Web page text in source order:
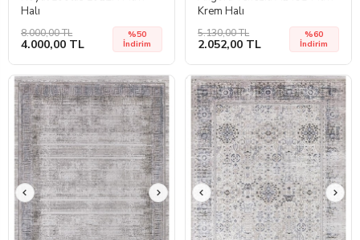
Halı
8.000,00 TL
4.000,00 TL
%50
İndirim
Krem Halı
5.130,00 TL
2.052,00 TL
%60
İndirim